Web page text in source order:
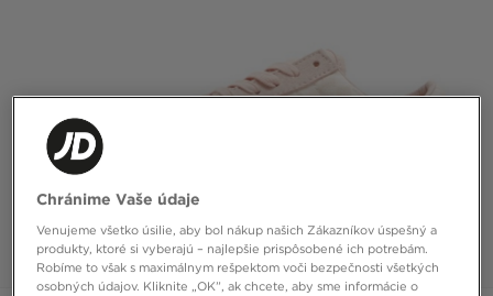
Chránime Vaše údaje
Venujeme všetko úsilie, aby bol nákup našich Zákazníkov úspešný a
produkty, ktoré si vyberajú – najlepšie prispôsobené ich potrebám.
Robíme to však s maximálnym rešpektom voči bezpečnosti všetkých
osobných údajov. Kliknite „OK”, ak chcete, aby sme informácie o